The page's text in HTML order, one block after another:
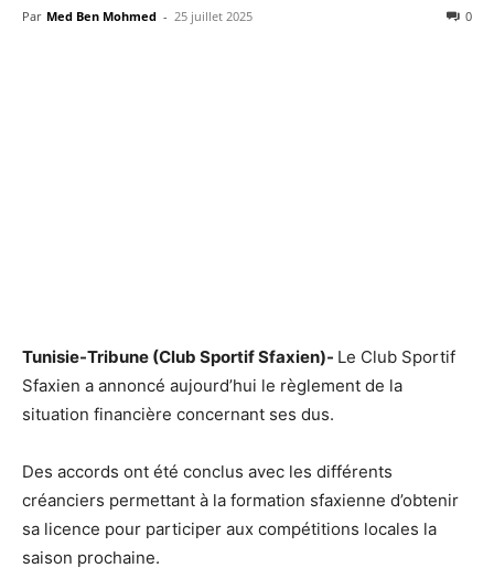
Par Med Ben Mohmed - 25 juillet 2025 0
Tunisie-Tribune (Club Sportif Sfaxien)- Le Club Sportif
Sfaxien a annoncé aujourd’hui le règlement de la
situation financière concernant ses dus.
Des accords ont été conclus avec les différents
créanciers permettant à la formation sfaxienne d’obtenir
sa licence pour participer aux compétitions locales la
saison prochaine.